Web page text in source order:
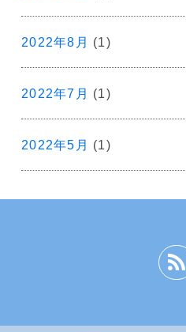
2022年8月 (1)
2022年7月 (1)
2022年5月 (1)